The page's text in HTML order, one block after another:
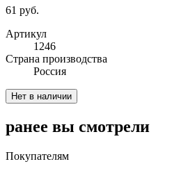
61 руб.
Артикул
1246
Cтрана производства
Россия
Нет в наличии
ранее вы смотрели
Покупателям